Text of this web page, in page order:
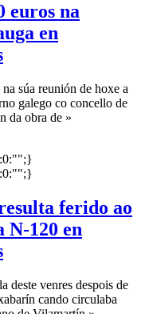
euros na
en
súa reunión de hoxe a
galego co concello de
da obra de »
ferido ao
120 en
deste venres despois de
cando circulaba